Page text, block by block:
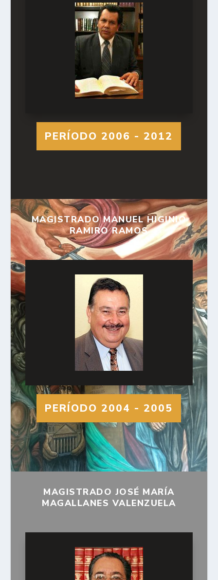
PERÍODO 2006 - 2012
MAGISTRADO MANUEL HIGINIO
RAMIRO RAMOS
PERÍODO 2004 - 2005
MAGISTRADO JOSÉ MARÍA
MAGALLANES VALENZUELA